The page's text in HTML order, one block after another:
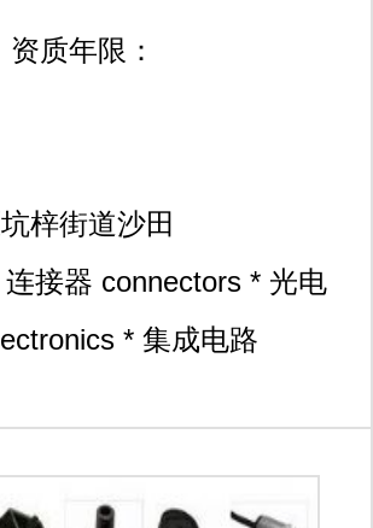
资质年限：
梓街道沙田
1813室
连接器 connectors * 光电
* 集成电路
development tools